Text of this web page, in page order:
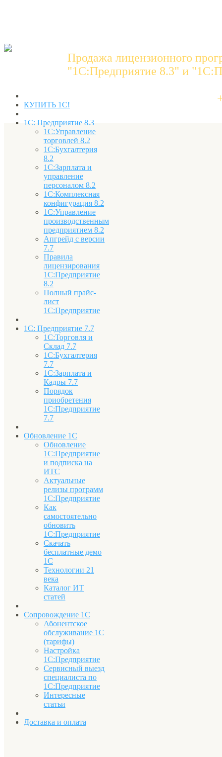
Продажа лицензионного
"1C:Предприятие 8.3" и
КУПИТЬ 1С!
1С: Предприятие 8.3
1С:Управление
торговлей 8.2
1С:Бухгалтерия
8.2
1С:Зарплата и
управление
персоналом 8.2
1С:Комплексная
конфигурация 8.2
1С:Управление
производственным
предприятием 8.2
Апгрейд с версии
7.7
Правила
лицензирования
1С:Предприятие
8.2
Полный прайс-
лист
1С:Предприятие
1С: Предприятие 7.7
1С:Торговля и
Склад 7.7
1С:Бухгалтерия
7.7
1С:Зарплата и
Кадры 7.7
Порядок
приобретения
1С:Предприятие
7.7
Обновление 1С
Обновление
1С:Предприятие
и подписка на
ИТС
Актуальные
релизы программ
1С:Предприятие
Как
самостоятельно
обновить
1С:Предприятие
Скачать
бесплатные демо
1С
Технологии 21
века
Каталог ИТ
статей
Сопровождение 1С
Абонентское
обслуживание 1С
(тарифы)
Настройка
1С:Предприятие
Сервисный выезд
специалиста по
1С:Предприятие
Интересные
статьи
Доставка и оплата